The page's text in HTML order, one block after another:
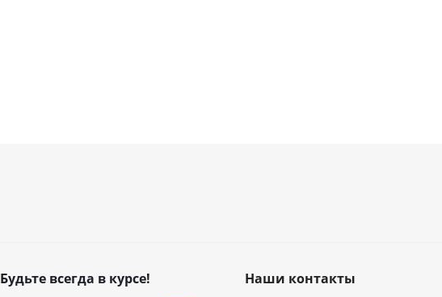
Будьте всегда в курсе! Наши контакты